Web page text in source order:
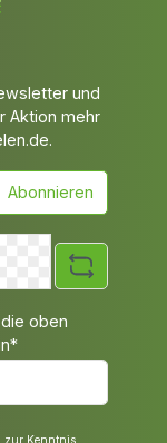
und
Aktion mehr
Abonnieren
oben
zur Kenntnis